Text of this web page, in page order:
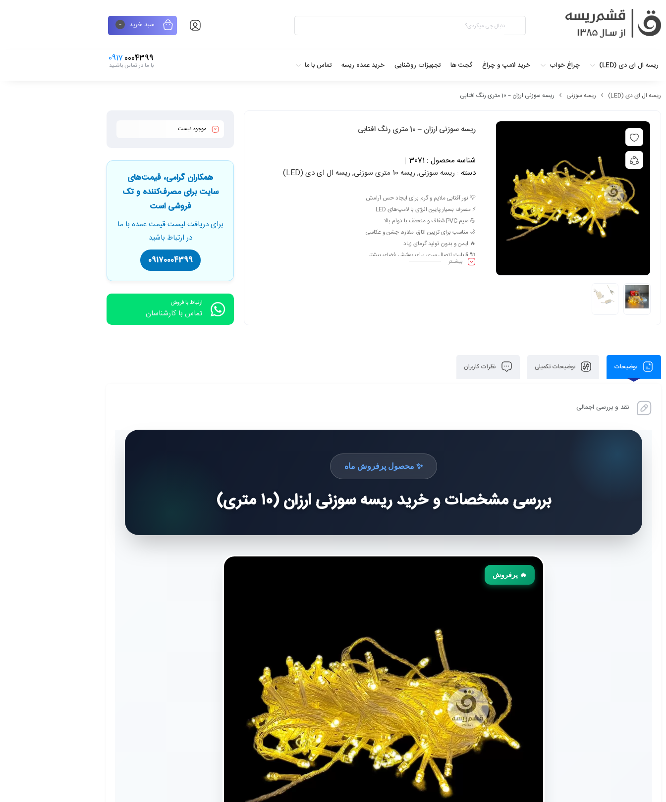
سبد خرید 0
ریسه ال ای دی (LED) چراغ خواب خرید لامپ و چراغ گجت ها تجهیزات روشنایی خرید عمده ریسه تماس با ما
0004399
0917
با ما در تماس باشـید
ریسه ال ای دی (LED) ریسه سوزنی ریسه سوزنی ارزان – 10 متری رنگ افتابی
ریسه سوزنی ارزان – 10 متری رنگ افتابی
شناسه محصول : 3071
دسته : ریسه سوزنی, ریسه 10 متری سوزنی , ریسه ال ای دی (LED)
💡 نور آفتابی ملایم و گرم برای ایجاد حس آرامش
⚡ مصرف بسیار پایین انرژی با لامپ‌های LED
💪 سیم PVC شفاف و منعطف با دوام بالا
🌙 مناسب برای تزیین اتاق، مغازه، جشن و عکاسی
🔥 ایمن و بدون تولید گرمای زیاد
🔌 قابلیت اتصال سری برای پوشش فضای بیشتر
🧩 نصب سریع و آسان بدون نیاز به ابزار خاص
بیشـتر
موجود نیست
همکاران گرامی، قیمت‌های
سایت برای مصرف‌کننده و تک
فروشی است
برای دریافت لیست قیمت عمده با ما
در ارتباط باشید
09170004399
ارتباط با فروش
تماس با کارشناسان
توضیحات توضیحات تکمیلی نظرات کاربران
نقد و بررسی اجمالی
✨ محصول پرفروش ماه
بررسی مشخصات و خرید ریسه سوزنی ارزان (۱۰ متری)
🔥 پرفروش